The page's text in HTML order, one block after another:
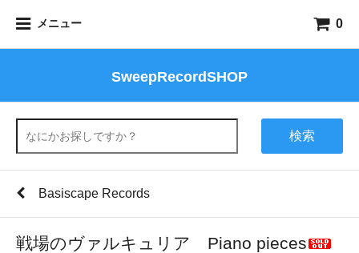
メニュー 0
SweepRecordSHOP
検索
Basiscape Records
戦場のヴァルキュリア Piano pieces